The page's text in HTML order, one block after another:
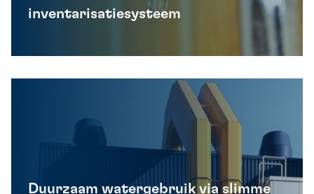
inventarisatiesysteem
Duurzaam watergebruik via slimme